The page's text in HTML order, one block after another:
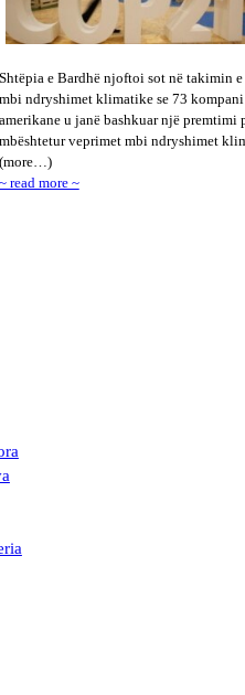
Shtëpia e Bardhë njoftoi sot në takimin
mbi ndryshimet klimatike se 73 kompani
amerikane u janë bashkuar një premtimi
mbështetur veprimet mbi ndryshimet
(more…)
~ read more ~